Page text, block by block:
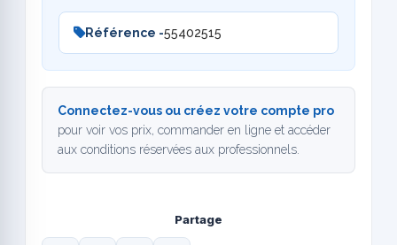
Référence -55402515
Connectez-vous ou créez votre compte pro
pour voir vos prix, commander en ligne et accéder
aux conditions réservées aux professionnels.
Partage